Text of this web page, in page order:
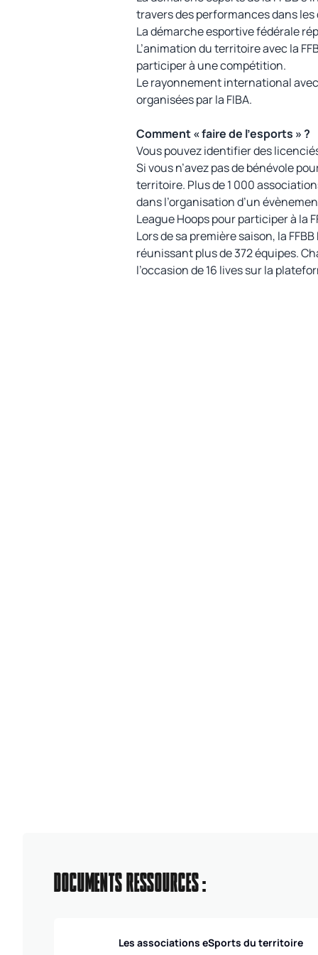
travers des performances dans
La démarche esportive fédérale
L’animation du territoire avec la
participer à une compétition.
Le rayonnement international
organisées par la FIBA.
Comment « faire de l’esports » ?
Vous pouvez identifier des
Si vous n’avez pas de bénévole
territoire. Plus de 1 000
dans l’organisation d’un
League Hoops pour participer à la
Lors de sa première saison, la
réunissant plus de 372 équipes.
l’occasion de 16 lives sur la
DOCUMENTS RESSOURCES :
Les associations eSports du territoire